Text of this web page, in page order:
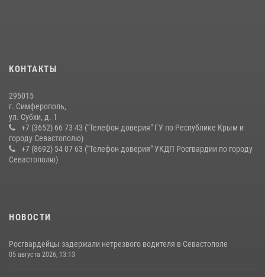
КОНТАКТЫ
295015
г. Симферополь,
ул. Субхи, д. 1
+7 (3652) 66 73 43 ("Телефон доверия" ГУ по Республике Крым и
городу Севастополю)
+7 (8692) 54 07 63 ("Телефон доверия" УКДП Росгвардии по городу
Севастополю)
НОВОСТИ
Росгвардейцы задержали нетрезвого водителя в Севастополе
05 августа 2026, 13:13